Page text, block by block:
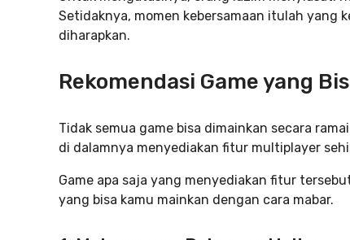
Setidaknya, momen kebersamaan itulah yang
diharapkan.
Rekomendasi Game yang
Tidak semua game bisa dimainkan secara
di dalamnya menyediakan fitur multiplayer
Game apa saja yang menyediakan fitur
yang bisa kamu mainkan dengan cara mabar.